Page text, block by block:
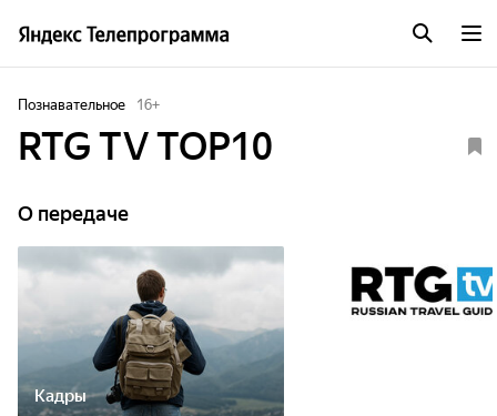
Познавательное 16+
RTG TV TOP10
О передаче
Кадры